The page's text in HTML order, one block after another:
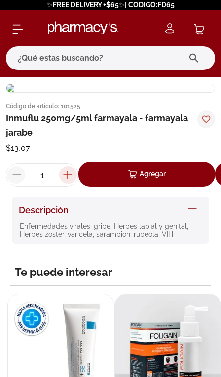
✨FREE DELIVERY +$65✨| CODIGO:FD65
¿Qué estas buscando?
Código de artículo: 101525
Inmuflu 250mg/5ml farmayala - farmayala
jarabe
$13,07
Agregar
Descripción
Enfermedades virales, gripe, Herpes labial y genital,
Herpes zoster, varicela, sarampion, rubeola, VIH
Te puede interesar
términos más buscados
1. eucerin
cerave
7. isdin
8 . roche posay